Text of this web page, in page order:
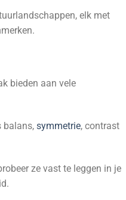
elk met
bieden aan vele
balans, symmetrie, contrast
ze vast te leggen in je